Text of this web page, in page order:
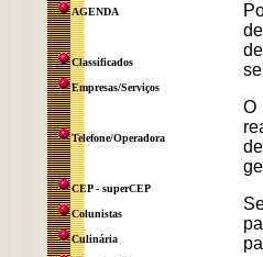
AGENDA
Classificados
Empresas/Serviços
Telefone/Operadora
CEP - superCEP
Colunistas
Culinária
O